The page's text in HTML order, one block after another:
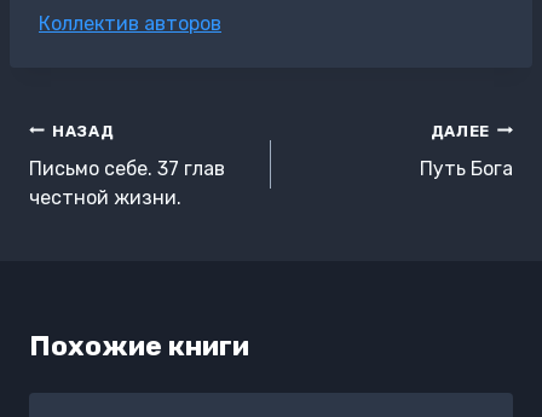
Метки
Коллектив авторов
Навигация
по
записям
НАЗАД
Письмо себе. 37 глав
честной жизни.
ДАЛЕЕ
Путь Бога
Похожие книги